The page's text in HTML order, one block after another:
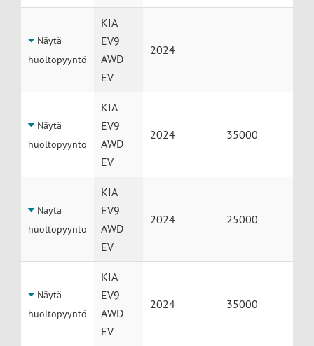
Näytä
huoltopyyntö
KIA
EV9
AWD
EV
2024
Näytä
huoltopyyntö
KIA
EV9
AWD
EV
2024 35000
Näytä
huoltopyyntö
KIA
EV9
AWD
EV
2024 25000
Näytä
huoltopyyntö
KIA
EV9
AWD
EV
2024 35000